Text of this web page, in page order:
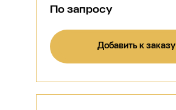
По запросу
Добавить к заказу